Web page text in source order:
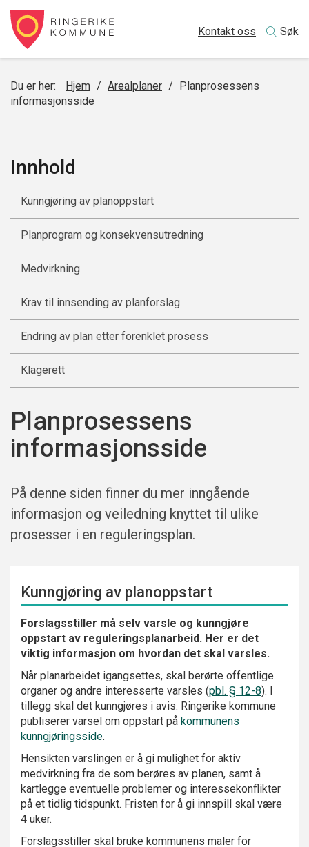
Kontakt oss Søk
Du er her: Hjem / Arealplaner / Planprosessens
informasjonsside
Innhold
Kunngjøring av planoppstart
Planprogram og konsekvensutredning
Medvirkning
Krav til innsending av planforslag
Endring av plan etter forenklet prosess
Klagerett
Planprosessens
informasjonsside
På denne siden finner du mer inngående
informasjon og veiledning knyttet til ulike
prosesser i en reguleringsplan.
Kunngjøring av planoppstart
Forslagsstiller må selv varsle og kunngjøre
oppstart av reguleringsplanarbeid. Her er det
viktig informasjon om hvordan det skal varsles.
Når planarbeidet igangsettes, skal berørte offentlige
organer og andre interesserte varsles (pbl. § 12-8). I
tillegg skal det kunngjøres i avis. Ringerike kommune
publiserer varsel om oppstart på kommunens
kunngjøringsside.
Hensikten varslingen er å gi mulighet for aktiv
medvirkning fra de som berøres av planen, samt å
kartlegge eventuelle problemer og interessekonflikter
på et tidlig tidspunkt. Fristen for å gi innspill skal være
4 uker.
Forslagsstiller skal bruke kommunens maler for